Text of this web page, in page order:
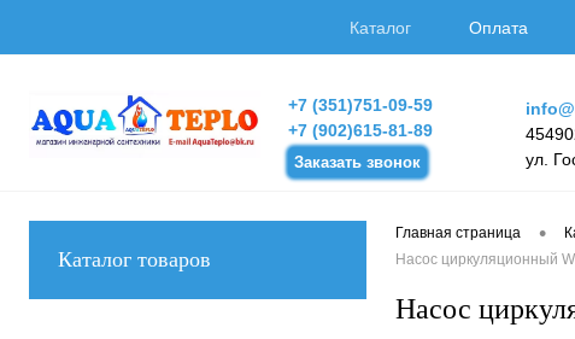
Каталог Оплата
+7 (351)751-09-59
+7 (902)615-81-89
Заказать звонок
ул.
Каталог товаров
Главная страница •
Насос циркуляционный
Насос